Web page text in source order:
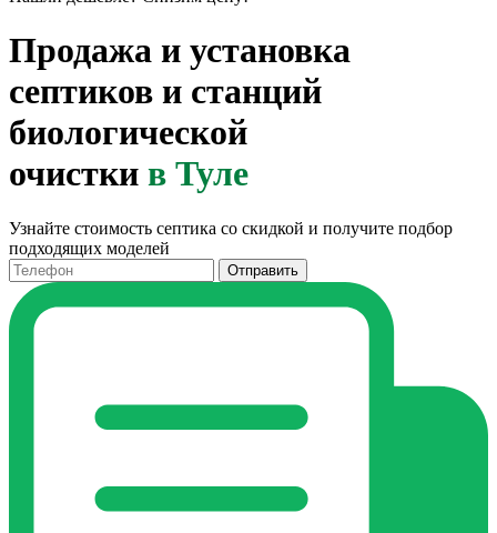
Продажа и установка
септиков и станций
биологической
очистки в Туле
Узнайте стоимость септика со скидкой и получите подбор
подходящих моделей